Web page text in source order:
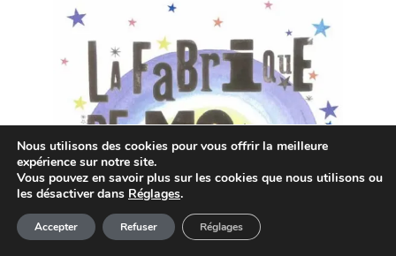
Article ajouté au panier
0 Produit - 0,00
Nous utilisons des cookies pour vous offrir la meilleure
expérience sur notre site.
Vous pouvez en savoir plus sur les cookies que nous utilisons ou
les désactiver dans Réglages.
Accepter Refuser Réglages